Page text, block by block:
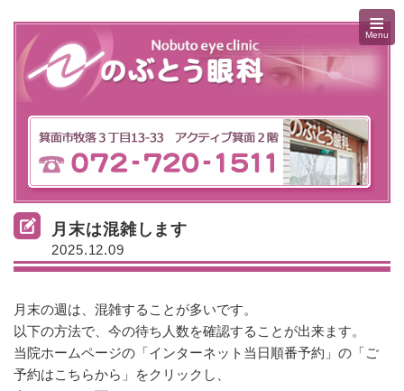
月末は混雑します
2025.12.09
月末の週は、混雑することが多いです。
以下の方法で、今の待ち人数を確認することが出来ます。
当院ホームページの「インターネット当日順番予約」の「ご
予約はこちらから」をクリックし、
≡
Menu